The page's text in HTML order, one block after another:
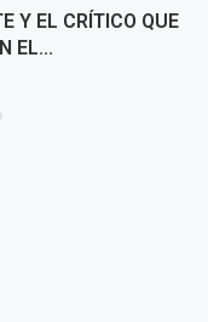
Y EL CRÍTICO QUE
EL...